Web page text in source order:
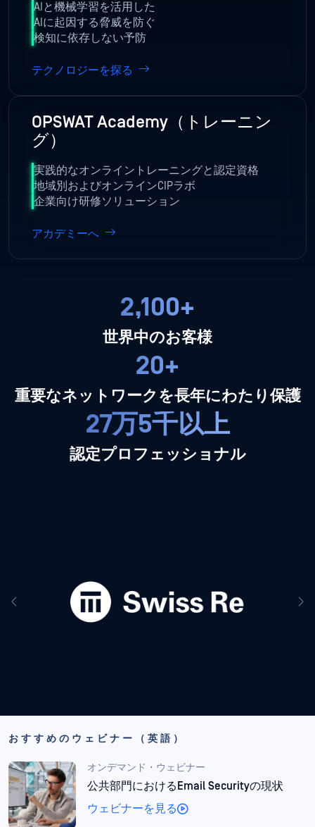
AIと機械学習を活用した
AIに起因する脅威を防ぐ
検知に依存しない予防
テクノロジーを探る
OPSWAT Academy（トレーニン
グ）
実践的なオンライントレーニングと認定資格
地域別およびオンラインCIPラボ
企業向け研修ソリューション
アカデミーへ
2,100+
世界中のお客様
20+
重要なネットワークを長年にわたり保護
27万5千以上
認定プロフェッショナル
おすすめのウェビナー（英語）
オンデマンド・ウェビナー
金融分野におけるエージェント型AI：ファ
イルが脅威となる時